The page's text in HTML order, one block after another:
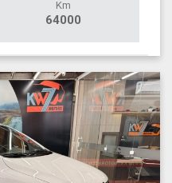
Km
64000